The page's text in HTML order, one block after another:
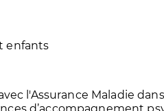
enfants
l'Assurance Maladie